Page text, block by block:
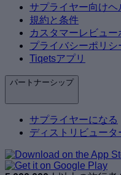
サプライヤー向けヘ
規約と条件
カスタマーレビュー
プライバシーポリシ
Tiqetsアプリ
パートナーシップ
サプライヤーになる
ディストリビュータ